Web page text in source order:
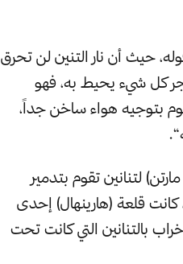
حيث أن نار التنين لن تحرق
كل شيء يحيط به، فهو
بتوجيه هواء ساخن جداً،
لتنانين تقوم بتدمير
كانت قلعة (هارينهال) إحدى
بالتنانين التي كانت تحت